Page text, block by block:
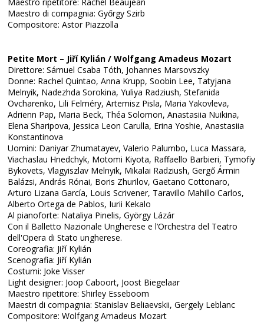
Maestro di compagnia: Győrgy Szirb
Compositore: Astor Piazzolla
Petite Mort – Jiří Kylián / Wolfgang Amadeus Mozart
Direttore: Sámuel Csaba Tóth, Johannes Marsovszky
Donne: Rachel Quintao, Anna Krupp, Soobin Lee, Tatyjana
Melnyik, Nadezhda Sorokina, Yuliya Radziush, Stefanida
Ovcharenko, Lili Felméry, Artemisz Pisla, Maria Yakovleva,
Adrienn Pap, Maria Beck, Théa Solomon, Anastasiia Nuikina,
Elena Sharipova, Jessica Leon Carulla, Erina Yoshie, Anastasiia
Konstantinova
Uomini: Daniyar Zhumatayev, Valerio Palumbo, Luca Massara,
Viachaslau Hnedchyk, Motomi Kiyota, Raffaello Barbieri, Tymofiy
Bykovets, Vlagyiszlav Melnyik, Mikalai Radziush, Gergő Ármin
Balázsi, András Rónai, Boris Zhurilov, Gaetano Cottonaro,
Arturo Lizana García, Louis Scrivener, Taravillo Mahillo Carlos,
Alberto Ortega de Pablos, Iurii Kekalo
Al pianoforte: Nataliya Pinelis, György Lázár
Con il Balletto Nazionale Ungherese e l’Orchestra del Teatro
dell'Opera di Stato ungherese.
Coreografia: Jiří Kylián
Scenografia: Jiří Kylián
Costumi: Joke Visser
Light designer: Joop Caboort, Joost Biegelaar
Maestro ripetitore: Shirley Esseboom
Maestri di compagnia: Stanislav Beliaevskii, Gergely Leblanc
Compositore: Wolfgang Amadeus Mozart